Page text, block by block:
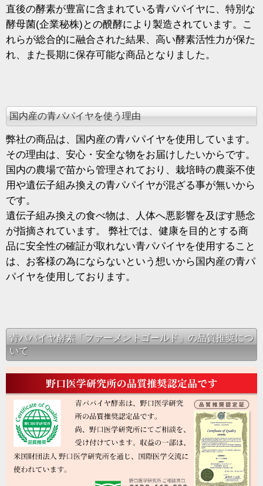
直後の酵素が豊富に含まれている青パパイヤに、特別な
酵母菌(企業秘株)との醗酵により製造されています。こ
れらが総合的に融合された結果、高い酵素活性力が保た
れ、また長期に保存可能な商品となりました。
国内産の青パパイヤを使う理由
弊社の商品は、国内産の青パパイヤを使用しています。
その理由は、安心・安全な物をお届けしたいからです。
国内の農場で苗から管理されており、栽培時の農薬不使
用や遺伝子組み換えの青パパイヤが混ざる事が無いから
です。
遺伝子組み換えの食べ物は、人体へ悪影響を及ぼす懸念
が指摘されています。 弊社では、健康を目的とする商
品に安全性の確証が取れない青パパイヤを使用すること
は、お客様の為にならないという想いから国内産の青パ
パイヤを使用しております。
青パパイヤ酵素「ファーメントゴールド」の品質推奨につ
いて